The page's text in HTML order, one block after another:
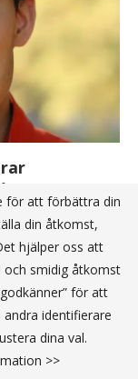
förändrar
tillväxt inom
för att förbättra din
din åtkomst,
hjälper oss att
och smidig åtkomst
för att
identifierare
dina val.
>>